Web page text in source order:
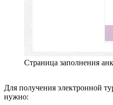
Страница заполнения
Для получения электронной
нужно: